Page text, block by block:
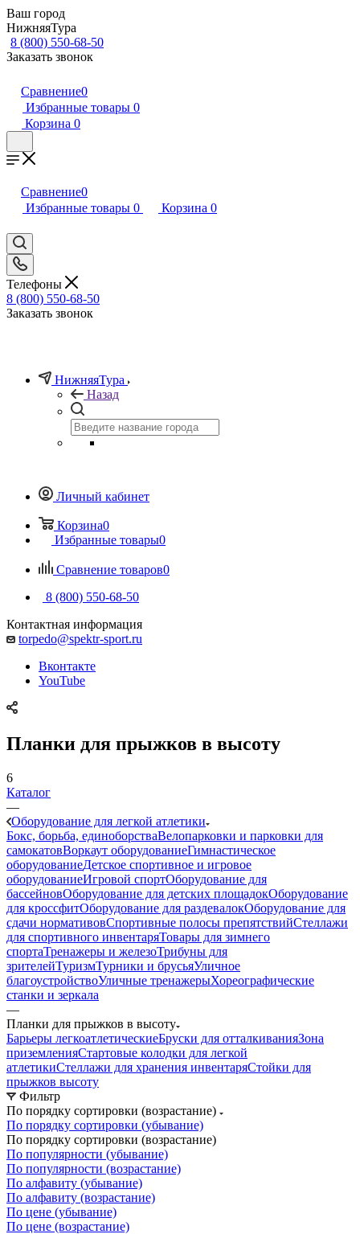
Ваш город
НижняяТура
8 (800) 550-68-50
Заказать звонок
Сравнение0
Избранные товары 0
Корзина 0
Сравнение0
Избранные товары 0 Корзина 0
Телефоны
8 (800) 550-68-50
Заказать звонок
НижняяТура
Назад
Личный кабинет
Корзина0
Избранные товары0
Сравнение товаров0
8 (800) 550-68-50
Контактная информация
torpedo@spektr-sport.ru
Вконтакте
YouTube
Планки для прыжков в высоту
6
Каталог
—
Оборудование для легкой атлетики
Бокс, борьба, единоборстваВелопарковки и парковки для
самокатовВоркаут оборудованиеГимнастическое
оборудованиеДетское спортивное и игровое
оборудованиеИгровой спортОборудование для
бассейновОборудование для детских площадокОборудование
для кроссфитОборудование для раздевалокОборудование для
сдачи нормативовСпортивные полосы препятствийСтеллажи
для спортивного инвентаряТовары для зимнего
спортаТренажеры и железоТрибуны для
зрителейТуризмТурники и брусьяУличное
благоустройствоУличные тренажерыХореографические
станки и зеркала
—
Планки для прыжков в высоту
Барьеры легкоатлетическиеБруски для отталкиванияЗона
приземленияСтартовые колодки для легкой
атлетикиСтеллажи для хранения инвентаряСтойки для
прыжков высоту
Фильтр
По порядку сортировки (возрастание)
По порядку сортировки (убывание)
По порядку сортировки (возрастание)
По популярности (убывание)
По популярности (возрастание)
По алфавиту (убывание)
По алфавиту (возрастание)
По цене (убывание)
По цене (возрастание)